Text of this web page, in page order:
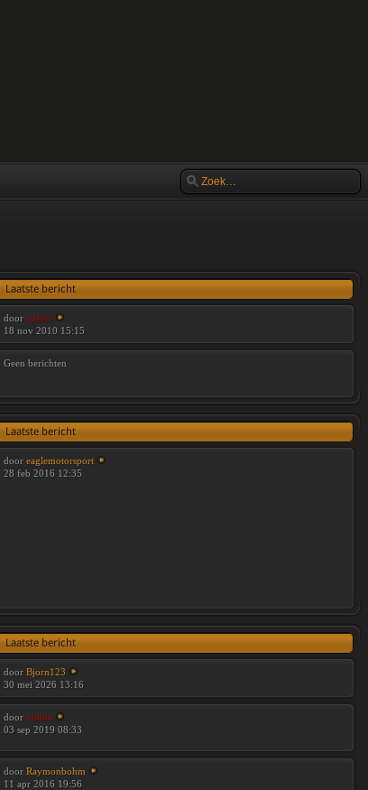
Laatste bericht
door admin
18 nov 2010 15:15
Geen berichten
Laatste bericht
door eaglemotorsport
28 feb 2016 12:35
Laatste bericht
door Bjorn123
30 mei 2026 13:16
door nimda
03 sep 2019 08:33
door Raymonbohm
11 apr 2016 19:56